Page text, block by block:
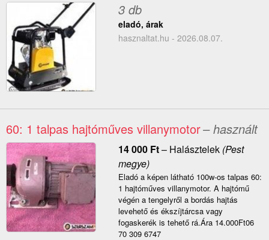
3 db
eladó, árak
hasznaltat.hu - 2026.08.07.
60: 1 talpas hajtóműves villanymotor– használt
14 000 Ft– Halásztelek(Pest
megye)
Eladó a képen látható 100w-os talpas 60:
1 hajtóműves villanymotor. A hajtómű
végén a tengelyről a bordás hajtás
levehető és ékszíjtárcsa vagy
fogaskerék is tehető rá.Ára 14.000Ft06
70 309 6747